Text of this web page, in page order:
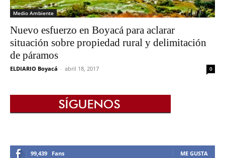
Medio Ambiente
Nuevo esfuerzo en Boyacá para aclarar
situación sobre propiedad rural y delimitación
de páramos
ELDIARIO Boyacá - abril 18, 2017 0
99,439 Fans ME GUSTA